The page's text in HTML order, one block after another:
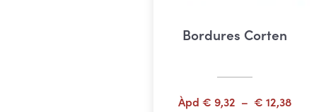
Bordures Corten
Àpd € 9,32 – € 12,38Plage